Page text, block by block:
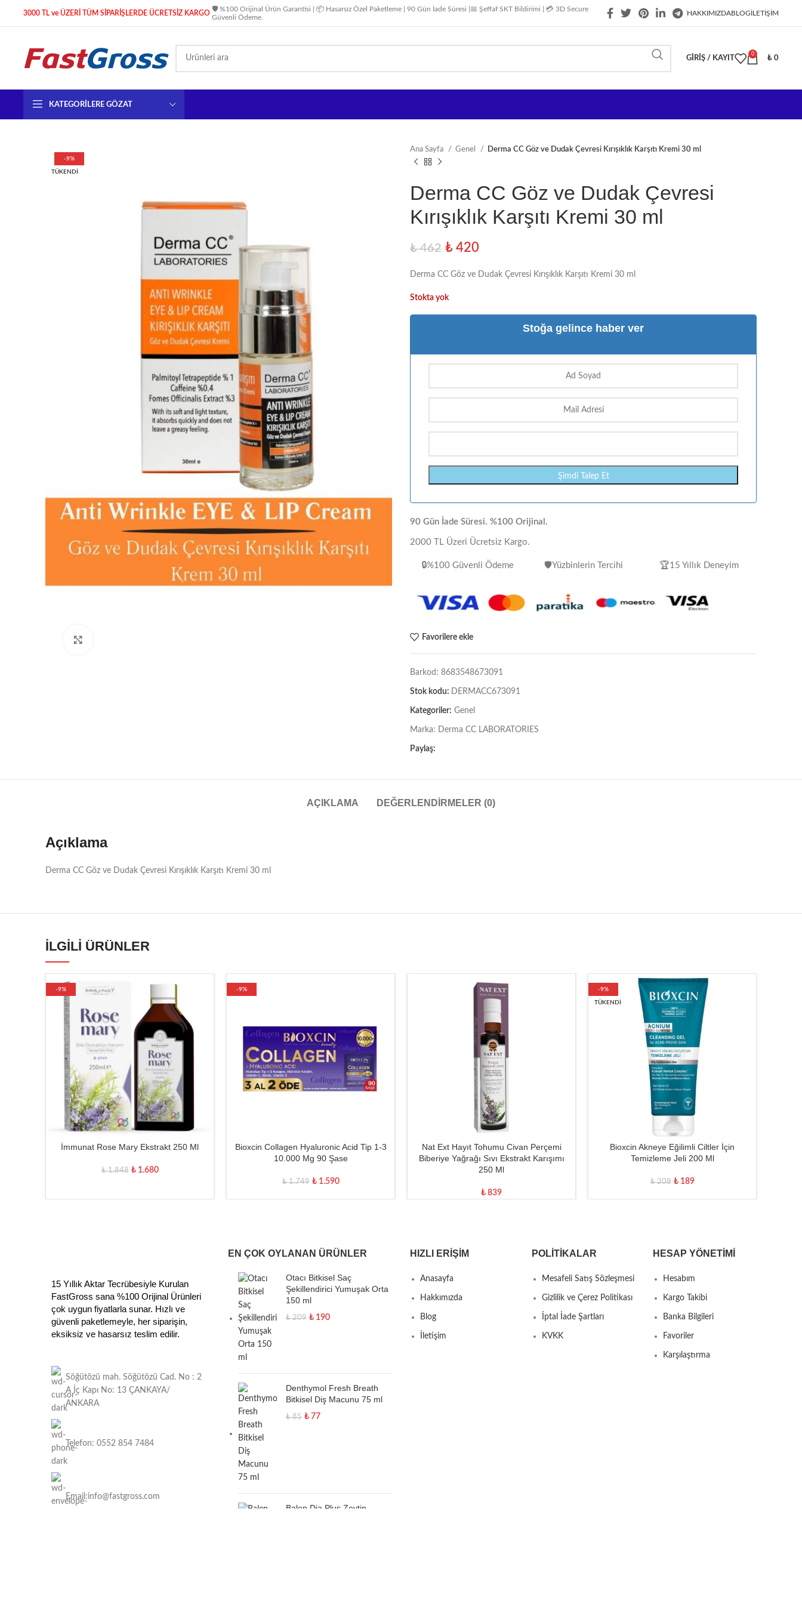
3000 TL ve ÜZERİ TÜM SİPARİŞLERDE ÜCRETSİZ KARGO
🛡️ %100 Orijinal Ürün Garantisi | 📦 Hasarsız Özel Paketleme | 90 Gün İade Süresi |📅 Şeffaf SKT Bildirimi | 💳 3D Secure
Güvenli Ödeme.
HAKKIMIZDABLOGİLETIŞIM
GIRIŞ / KAYIT
0
₺ 0
KATEGORILERE GÖZAT
-9%
TÜKENDI
Ana Sayfa Genel Derma CC Göz ve Dudak Çevresi Kırışıklık Karşıtı Kremi 30 ml
Derma CC Göz ve Dudak Çevresi
Kırışıklık Karşıtı Kremi 30 ml
₺462 ₺ 420
Derma CC Göz ve Dudak Çevresi Kırışıklık Karşıtı Kremi 30 ml
Stokta yok
Stoğa gelince haber ver
90 Gün İade Süresi. %100 Orijinal.
2000 TL Üzeri Ücretsiz Kargo.
🔒%100 Güvenli Ödeme 🛡️Yüzbinlerin Tercihi 🏆15 Yıllık Deneyim
Favorilere ekle
Barkod: 8683548673091
Stok kodu: DERMACC673091
Kategoriler: Genel
Marka: Derma CC LABORATORIES
Paylaş:
AÇIKLAMA DEĞERLENDIRMELER (0)
Açıklama
Derma CC Göz ve Dudak Çevresi Kırışıklık Karşıtı Kremi 30 ml
İLGILI ÜRÜNLER
-9%
İmmunat Rose Mary Ekstrakt 250 Ml
₺1.848 ₺1.680
-9%
Bioxcin Collagen Hyaluronic Acid Tip 1-3
10.000 Mg 90 Şase
₺1.749 ₺1.590
Nat Ext Hayıt Tohumu Civan Perçemi
Biberiye Yağrağı Sıvı Ekstrakt Karışımı
250 Ml
₺ 839
-9%
TÜKENDI
Bioxcin Akneye Eğilimli Ciltler İçin
Temizleme Jeli 200 Ml
₺208 ₺189
15 Yıllık Aktar Tecrübesiyle Kurulan
FastGross sana %100 Orijinal Ürünleri
çok uygun fiyatlarla sunar. Hızlı ve
güvenli paketlemeyle, her siparişin,
eksiksiz ve hasarsız teslim edilir.
Söğütözü mah. Söğütözü Cad. No : 2
A İç Kapı No: 13 ÇANKAYA/
ANKARA
Telefon: 0552 854 7484
Email:info@fastgross.com
EN ÇOK OYLANAN ÜRÜNLER
Otacı Bitkisel Saç
Şekillendirici Yumuşak Orta
150 ml
₺209 ₺190
Denthymol Fresh Breath
Bitkisel Diş Macunu 75 ml
₺85 ₺77
Balen Dia Plus Zeytin
HIZLI ERIŞIM
Anasayfa
Hakkımızda
Blog
İletişim
POLITIKALAR
Mesafeli Satış Sözleşmesi
Gizlilik ve Çerez Politikası
İptal İade Şartları
KVKK
HESAP YÖNETIMI
Hesabım
Kargo Takibi
Banka Bilgileri
Favoriler
Karşılaştırma